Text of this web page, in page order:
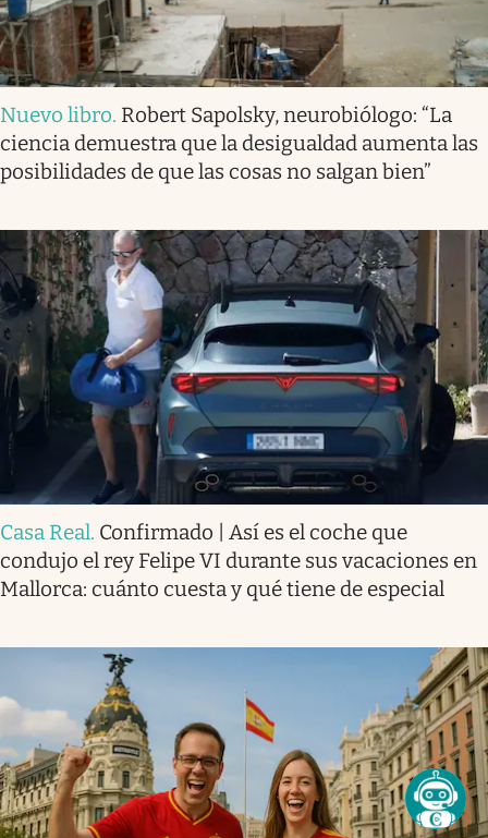
Nuevo libro. Robert Sapolsky, neurobiólogo: “La
ciencia demuestra que la desigualdad aumenta las
posibilidades de que las cosas no salgan bien”
Casa Real. Confirmado | Así es el coche que
condujo el rey Felipe VI durante sus vacaciones en
Mallorca: cuánto cuesta y qué tiene de especial